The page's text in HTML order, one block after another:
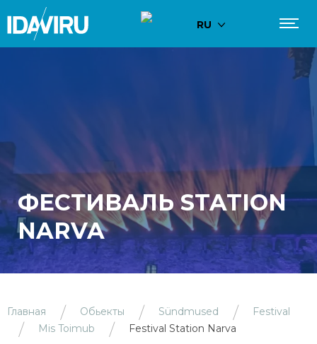
RU
ФЕСТИВАЛЬ STATION
NARVA
Главная Обьекты Sündmused
Festival
Mis Toimub
Festival Station Narva